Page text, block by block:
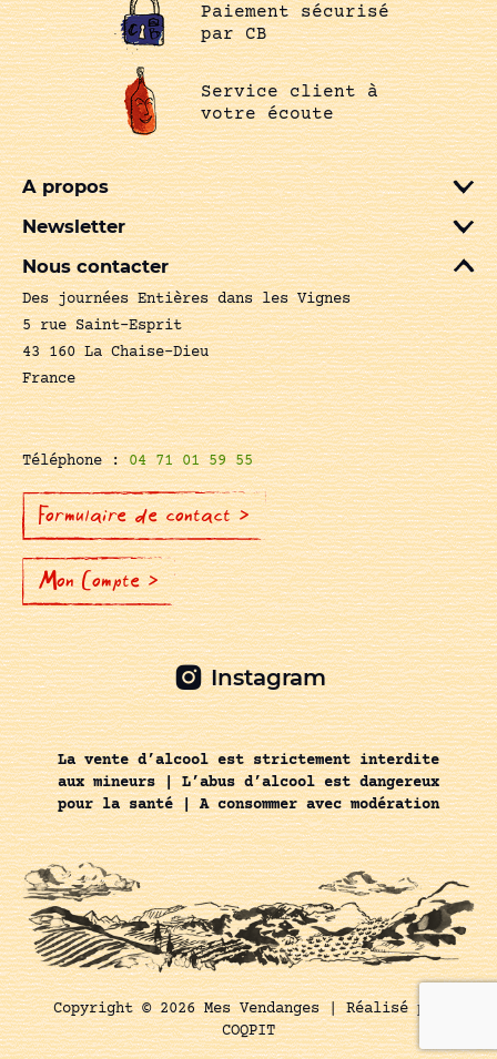
Paiement sécurisé
par CB
Service client à
votre écoute
A propos
Newsletter
Nous contacter
Des journées Entières dans les Vignes
5 rue Saint-Esprit
43 160 La Chaise-Dieu
France
Téléphone :04 71 01 59 55
Formulaire de contact >
Mon Compte >
Instagram
La vente d’alcool est strictement interdite
aux mineurs | L’abus d’alcool est dangereux
pour la santé | A consommer avec modération
Copyright © 2026 Mes Vendanges |Réalisé par
COQPIT